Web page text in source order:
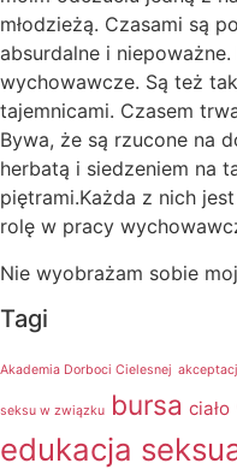
młodzieżą. Czasami są
absurdalne i
wychowawcze. Są też
tajemnicami. Czasem
Bywa, że są rzucone na
herbatą i siedzeniem na
piętrami.Każda z nich
rolę w pracy
Nie wyobrażam sobie
Tagi
Akademia Dorboci Cielesnej
seksu w związku bursa ciało
edukacja